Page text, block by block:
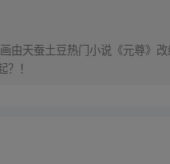
由天蚕土豆热门小说《元尊》
！